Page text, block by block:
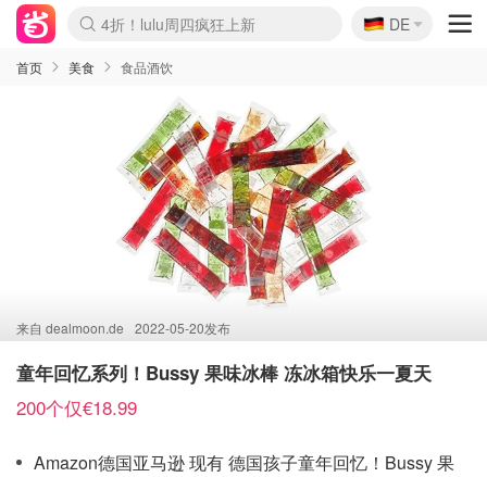
Boticinal 夏促开抢！
4折！lulu周四疯狂上新
还没结束！&OtherStories大促
Joybuy变相75折 随时失效
速领！Stanley独家85折
疑似霸哥！Camper额外叠85折
Zalando 奥莱闪促！每日更新
Moncler反季囤！5折起+叠9折
Coach Brooklyn仅€192
🇩🇪
DE
首页 美食 食品酒饮
来自 dealmoon.de 2022-05-20发布
童年回忆系列！Bussy 果味冰棒 冻冰箱快乐一夏天
200个仅€18.99
Amazon德国亚马逊 现有 德国孩子童年回忆！Bussy 果